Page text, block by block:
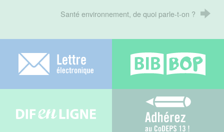
Santé environnement, de quoi parle-t-on ?
Adhérez au